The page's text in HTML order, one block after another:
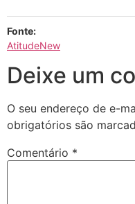
Fonte:
AtitudeNew
Deixe um
O seu endereço de e-
obrigatórios são
Comentário *